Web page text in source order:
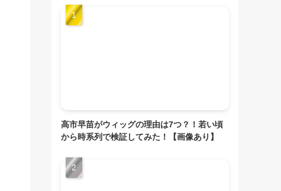
高市早苗がウィッグの理由は7つ？！若い頃
から時系列で検証してみた！【画像あり】